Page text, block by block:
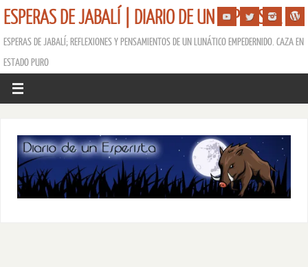
ESPERAS DE JABALÍ | DIARIO DE UN ESPERISTA
ESPERAS DE JABALÍ; REFLEXIONES Y PENSAMIENTOS DE UN LUNÁTICO EMPEDERNIDO. CAZA EN
ESTADO PURO